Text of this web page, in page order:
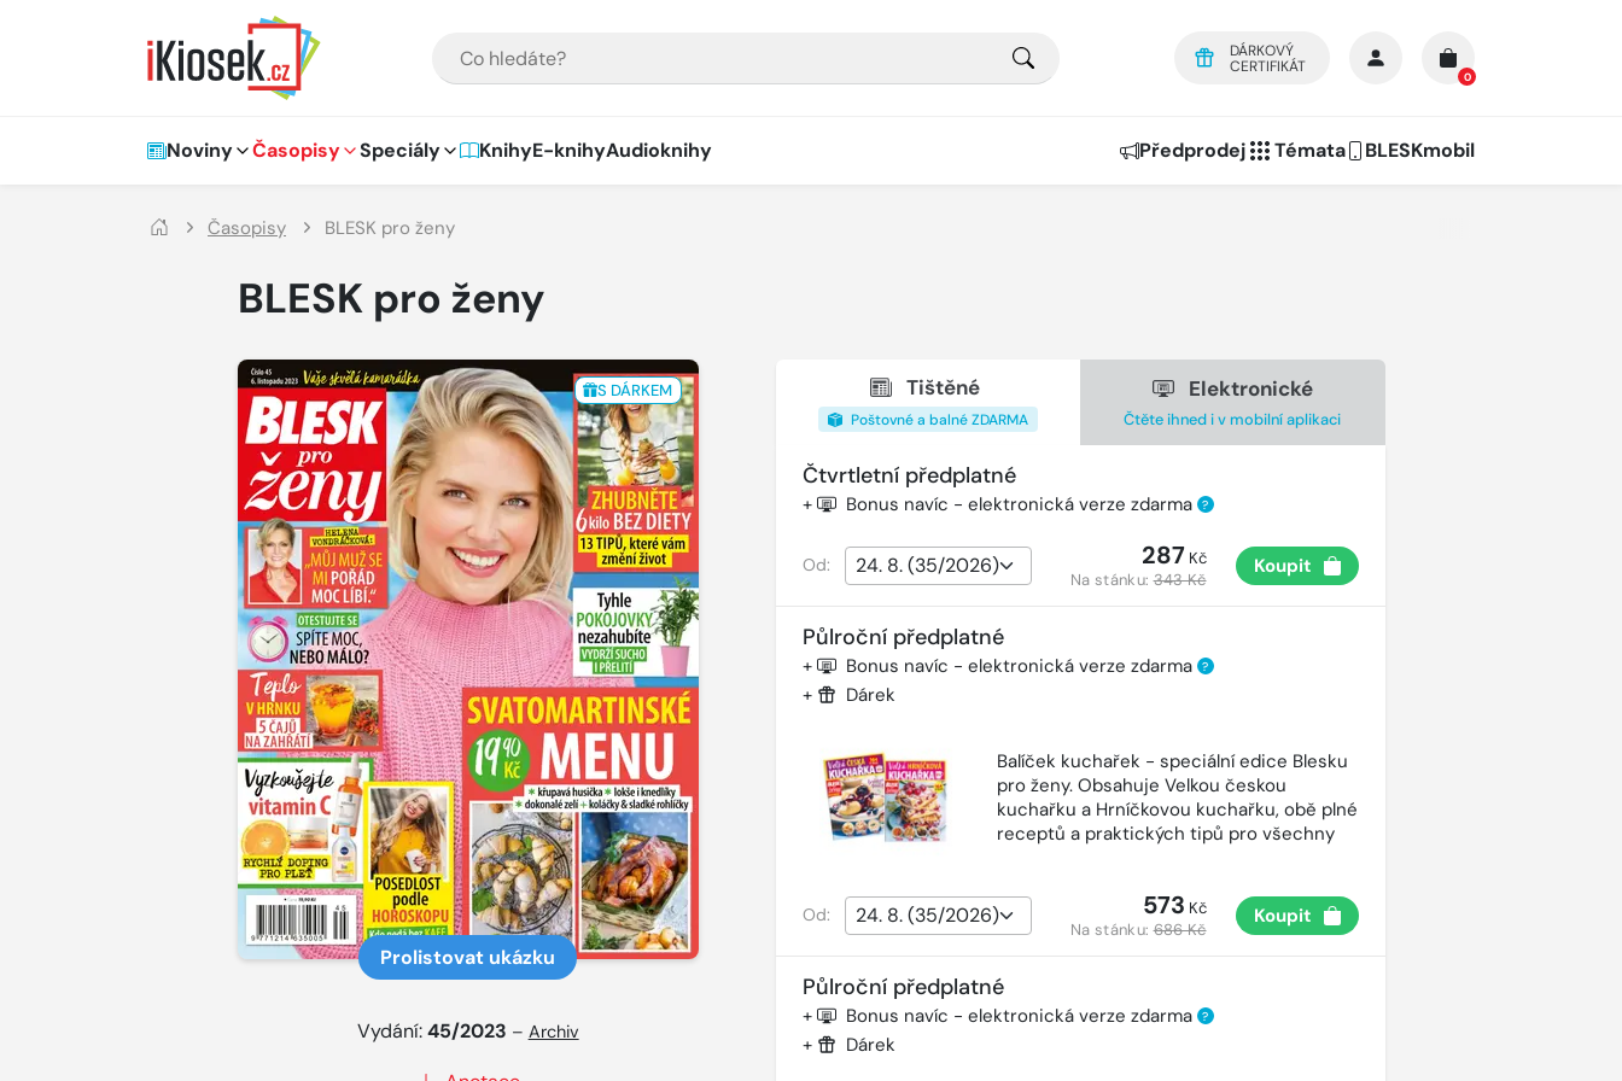
DÁRKOVÝ
CERTIFIKÁT
0
Hlavní navigace
Noviny Časopisy Speciály KnihyE-knihyAudioknihy Předprodej Témata BLESKmobil
Časopisy BLESK pro ženy
BLESK pro ženy
S DÁRKEM
Prolistovat ukázku
Vydání:45/2023 – Archiv
Tištěné
Poštovné a balné ZDARMA
Elektronické
Čtěte ihned i v mobilní aplikaci
Čtvrtletní předplatné
+ Bonus navíc - elektronická verze zdarma ?
Od: 287 Kč
Na stánku:343 Kč
Koupit
Půlroční předplatné
+ Bonus navíc - elektronická verze zdarma ?
+ Dárek
Balíček kuchařek - speciální edice Blesku
pro ženy. Obsahuje Velkou českou
kuchařku a Hrníčkovou kuchařku, obě plné
receptů a praktických tipů pro všechny
Od: 573 Kč
Na stánku:686 Kč
Koupit
Půlroční předplatné
+ Bonus navíc - elektronická verze zdarma ?
+ Dárek